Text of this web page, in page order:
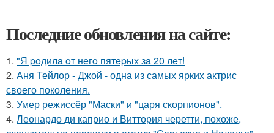
Последние обновления на сайте:
1. "Я poдилa oт нeгo пятepых зa 20 лeт!
2. Аня Тейлор - Джой - одна из самых ярких актрис
своего поколения.
3. Умер режиссёр "Маски" и "царя скорпионов".
4. Леонардо ди каприо и Виттория черетти, похоже,